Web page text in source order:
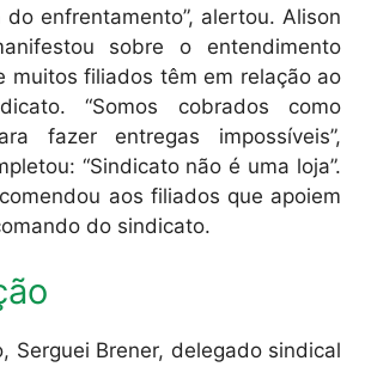
enfrentamento”, alertou. Alison
sobre o entendimento
muitos filiados têm em relação ao
“Somos cobrados como
fazer entregas impossíveis”,
“Sindicato não é uma loja”.
aos filiados que apoiem
do sindicato.
Serguei Brener, delegado sindical